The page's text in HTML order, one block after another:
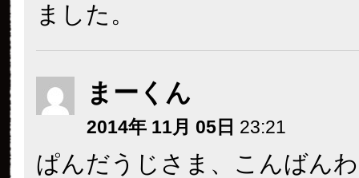
ました。
まーくん
2014年 11月 05日 23:21
ぱんだうじさま、こんばん